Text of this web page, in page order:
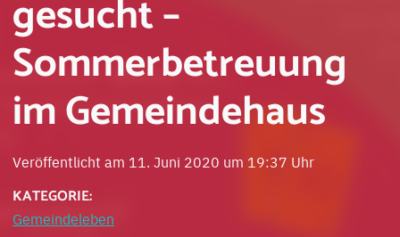
gesucht –
Sommerbetreuung
im Gemeindehaus
Veröffentlicht am 11. Juni 2020 um 19:37 Uhr
KATEGORIE:
Gemeindeleben